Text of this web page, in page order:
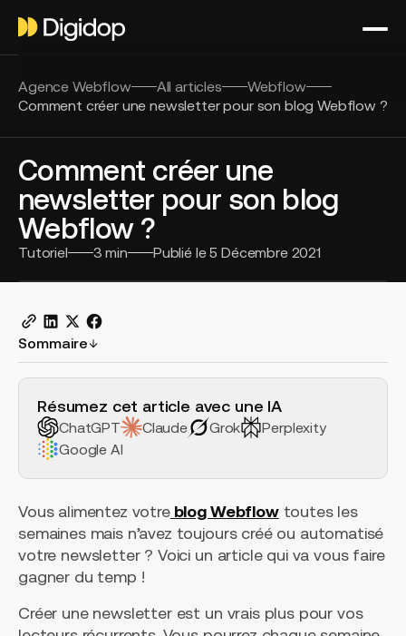
Agence Webflow All articles
Webflow
Comment créer une newsletter pour son blog Webflow ?
Comment créer une
newsletter pour son blog
Webflow ?
Tutoriel 3 min Publié le5 Décembre 2021
Sommaire
Résumez cet article avec une IA
ChatGPT Claude Grok
Perplexity
Google AI
Vous alimentez votreblog Webflowtoutes les
semaines mais n’avez toujours créé ou automatisé
votre newsletter ? Voici un article qui va vous faire
gagner du temp !
Créer une newsletter est un vrais plus pour vos